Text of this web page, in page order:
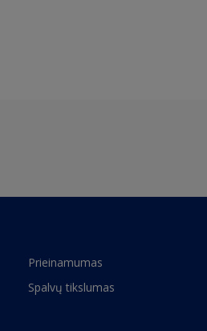
Prieinamumas
Spalvų tikslumas